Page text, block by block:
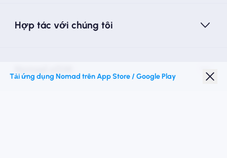
Hợp tác với chúng tôi
Tải ứng dụng Nomad trên App Store / Google Play